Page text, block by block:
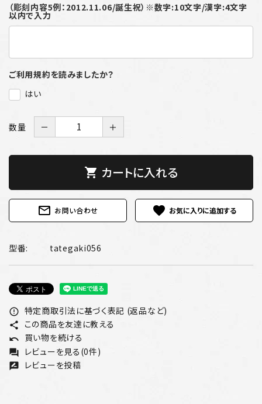
（彫刻内容5例：2012.11.06/誕生祝）※数字:10文字/漢字:4文字
以内で入力
ご利用規約を読みましたか？
はい
数量 － ＋
shopping_cart カートに入れる
mail_outline お問い合わせ favorite
型番: tategaki056
error_outline 特定商取引法に基づく表記 (返品など)
share この商品を友達に教える
undo 買い物を続ける
forum レビューを見る(0件)
rate_review レビューを投稿